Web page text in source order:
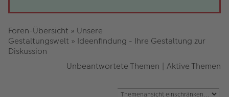
Foren-Übersicht » Unsere
Gestaltungswelt » Ideenfindung - Ihre Gestaltung zur
Diskussion
Unbeantwortete Themen | Aktive Themen